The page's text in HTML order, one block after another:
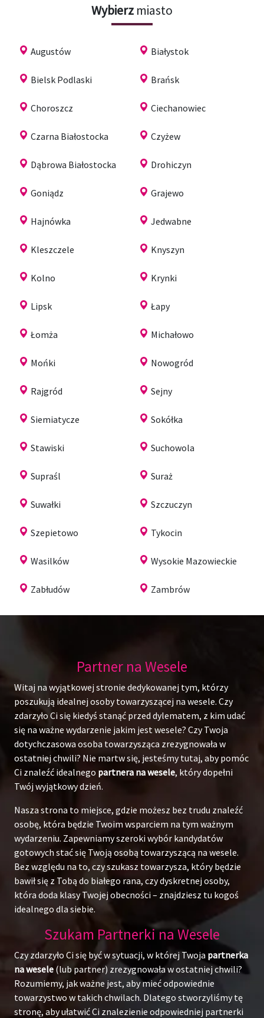
Wybierz miasto
Augustów Białystok
Bielsk Podlaski Brańsk
Choroszcz Ciechanowiec
Czarna Białostocka Czyżew
Dąbrowa Białostocka Drohiczyn
Goniądz Grajewo
Hajnówka Jedwabne
Kleszczele Knyszyn
Kolno Krynki
Lipsk Łapy
Łomża Michałowo
Mońki Nowogród
Rajgród Sejny
Siemiatycze Sokółka
Stawiski Suchowola
Supraśl Suraż
Suwałki Szczuczyn
Szepietowo Tykocin
Wasilków Wysokie Mazowieckie
Zabłudów Zambrów
Partner na Wesele
Witaj na wyjątkowej stronie dedykowanej tym, którzy
poszukują idealnej osoby towarzyszącej na wesele. Czy
zdarzyło Ci się kiedyś stanąć przed dylematem, z kim udać
się na ważne wydarzenie jakim jest wesele? Czy Twoja
dotychczasowa osoba towarzysząca zrezygnowała w
ostatniej chwili? Nie martw się, jesteśmy tutaj, aby pomóc
Ci znaleźć idealnego partnera na wesele, który dopełni
Twój wyjątkowy dzień.
Nasza strona to miejsce, gdzie możesz bez trudu znaleźć
osobę, która będzie Twoim wsparciem na tym ważnym
wydarzeniu. Zapewniamy szeroki wybór kandydatów
gotowych stać się Twoją osobą towarzyszącą na wesele.
Bez względu na to, czy szukasz towarzysza, który będzie
bawił się z Tobą do białego rana, czy dyskretnej osoby,
która doda klasy Twojej obecności – znajdziesz tu kogoś
idealnego dla siebie.
Szukam Partnerki na Wesele
Czy zdarzyło Ci się być w sytuacji, w której Twoja partnerka
na wesele (lub partner) zrezygnowała w ostatniej chwili?
Rozumiemy, jak ważne jest, aby mieć odpowiednie
towarzystwo w takich chwilach. Dlatego stworzyliśmy tę
stronę, aby ułatwić Ci znalezienie odpowiedniej partnerki